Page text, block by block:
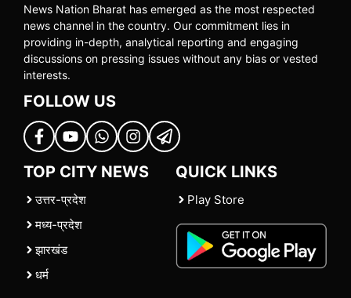
News Nation Bharat has emerged as the most respected
news channel in the country. Our commitment lies in
providing in-depth, analytical reporting and engaging
discussions on pressing issues without any bias or vested
interests.
FOLLOW US
TOP CITY NEWS
उत्तर-प्रदेश
मध्य-प्रदेश
झारखंड
धर्म
QUICK LINKS
Play Store